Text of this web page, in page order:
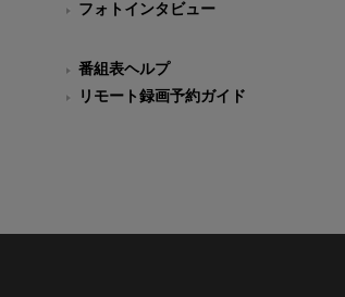
フォトインタビュー
番組表ヘルプ
リモート録画予約ガイド